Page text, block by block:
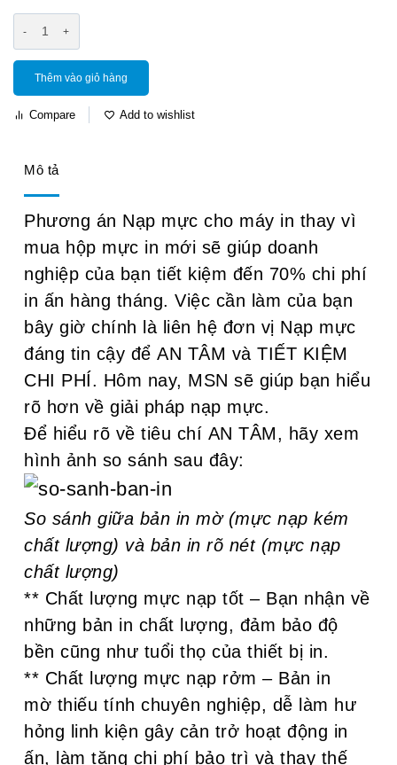
Thêm vào giỏ hàng
Compare Add to wishlist
Mô tả
Phương án Nạp mực cho máy in thay vì
mua hộp mực in mới sẽ giúp doanh
nghiệp của bạn tiết kiệm đến 70% chi phí
in ấn hàng tháng. Việc cần làm của bạn
bây giờ chính là liên hệ đơn vị Nạp mực
đáng tin cậy để AN TÂM và TIẾT KIỆM
CHI PHÍ. Hôm nay, MSN sẽ giúp bạn hiểu
rõ hơn về giải pháp nạp mực.
Để hiểu rõ về tiêu chí AN TÂM, hãy xem
hình ảnh so sánh sau đây:
So sánh giữa bản in mờ (mực nạp kém
chất lượng) và bản in rõ nét (mực nạp
chất lượng)
** Chất lượng mực nạp tốt – Bạn nhận về
những bản in chất lượng, đảm bảo độ
bền cũng như tuổi thọ của thiết bị in.
** Chất lượng mực nạp rởm – Bản in
mờ thiếu tính chuyên nghiệp, dễ làm hư
hỏng linh kiện gây cản trở hoạt động in
ấn, làm tăng chi phí bảo trì và thay thế